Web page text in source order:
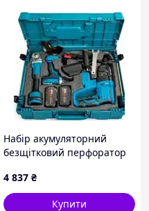
Набір акумуляторний
безщітковий перфоратор
болгарка гайковерт 4 в 1 3
в 1
4 837 ₴
Купити